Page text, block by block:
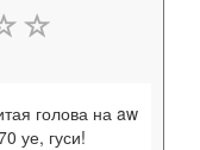
голова на aw
уе, гуси!